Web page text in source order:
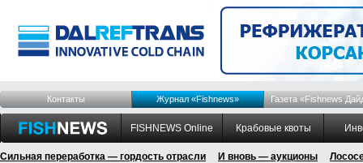
Контакты Журнал «Fishnews» Газета «Fishnews
FISHNEWS Online Крабовые квоты
Сильная переработка — гордость отрасли И вновь — аукционы